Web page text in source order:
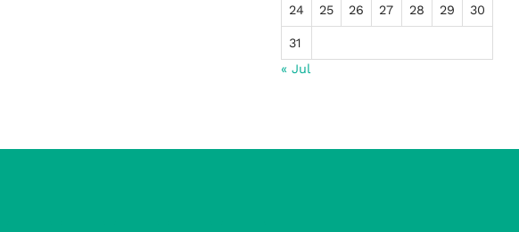
24 25 26 27 28 29 30
31
« Jul